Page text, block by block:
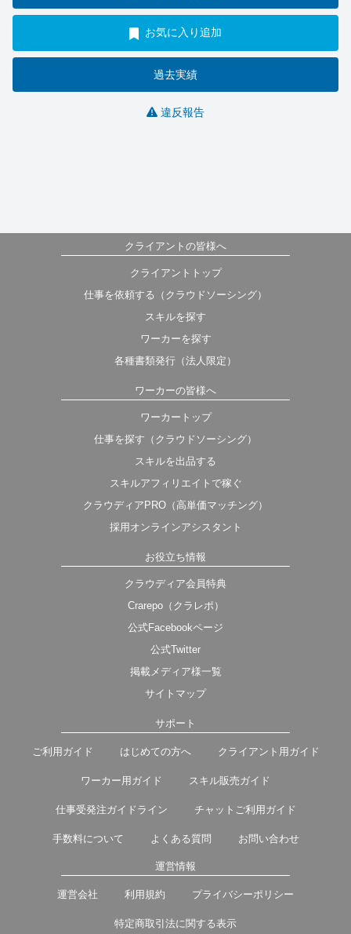
お気に入り追加
過去実績
違反報告
クライアントの皆様へ
クライアントトップ
仕事を依頼する（クラウドソーシング）
スキルを探す
ワーカーを探す
各種書類発行（法人限定）
ワーカーの皆様へ
ワーカートップ
仕事を探す（クラウドソーシング）
スキルを出品する
スキルアフィリエイトで稼ぐ
クラウディアPRO（高単価マッチング）
採用オンラインアシスタント
お役立ち情報
クラウディア会員特典
Crarepo（クラレポ）
公式Facebookページ
公式Twitter
掲載メディア様一覧
サイトマップ
サポート
ご利用ガイド はじめての方へ クライアント用ガイド
ワーカー用ガイド スキル販売ガイド
仕事受発注ガイドライン チャットご利用ガイド
手数料について よくある質問 お問い合わせ
運営情報
運営会社 利用規約 プライバシーポリシー
特定商取引法に関する表示